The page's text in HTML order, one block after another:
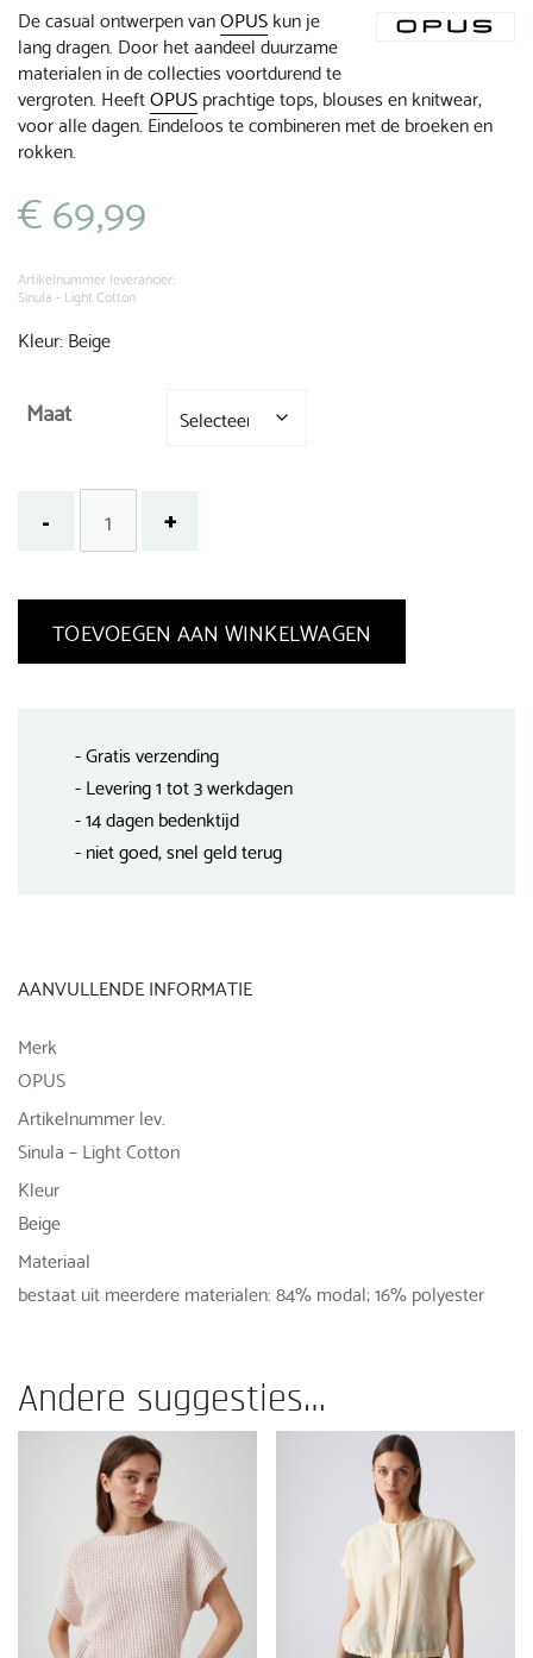
De casual ontwerpen vanOPUSkun je
lang dragen. Door het aandeel duurzame
materialen in de collecties voortdurend te
vergroten. HeeftOPUSprachtige tops, blouses en knitwear,
voor alle dagen. Eindeloos te combineren met de broeken en
rokken.
€69,99
Artikelnummer leverancier:
Sinula - Light Cotton
Kleur: Beige
Maat
TOEVOEGEN AAN WINKELWAGEN
- Gratis verzending
- Levering 1 tot 3 werkdagen
- 14 dagen bedenktijd
- niet goed, snel geld terug
AANVULLENDE INFORMATIE
Merk
OPUS
Artikelnummer lev.
Sinula – Light Cotton
Kleur
Beige
Materiaal
bestaat uit meerdere materialen: 84% modal; 16% polyester
Andere suggesties…